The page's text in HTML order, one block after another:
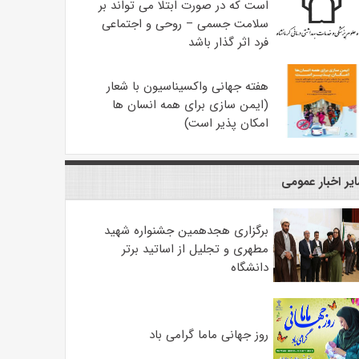
است که در صورت ابتلا می تواند بر
سلامت جسمی – روحی و اجتماعی
فرد اثر گذار باشد
هفته جهانی واکسیناسیون با شعار
(ایمن سازی برای همه انسان ها
امکان پذیر است)
اخبار عمومی
برگزاری هجدهمین جشنواره شهید
مطهری و تجلیل از اساتید برتر
دانشگاه
روز جهانی ماما گرامی باد